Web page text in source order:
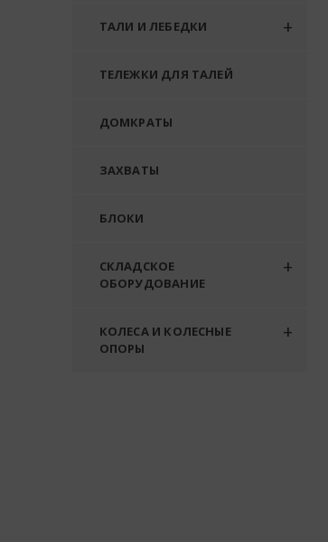
ТАЛИ И ЛЕБЕДКИ
ТЕЛЕЖКИ ДЛЯ ТАЛЕЙ
ДОМКРАТЫ
ЗАХВАТЫ
БЛОКИ
СКЛАДСКОЕ
ОБОРУДОВАНИЕ
КОЛЕСА И КОЛЕСНЫЕ
ОПОРЫ